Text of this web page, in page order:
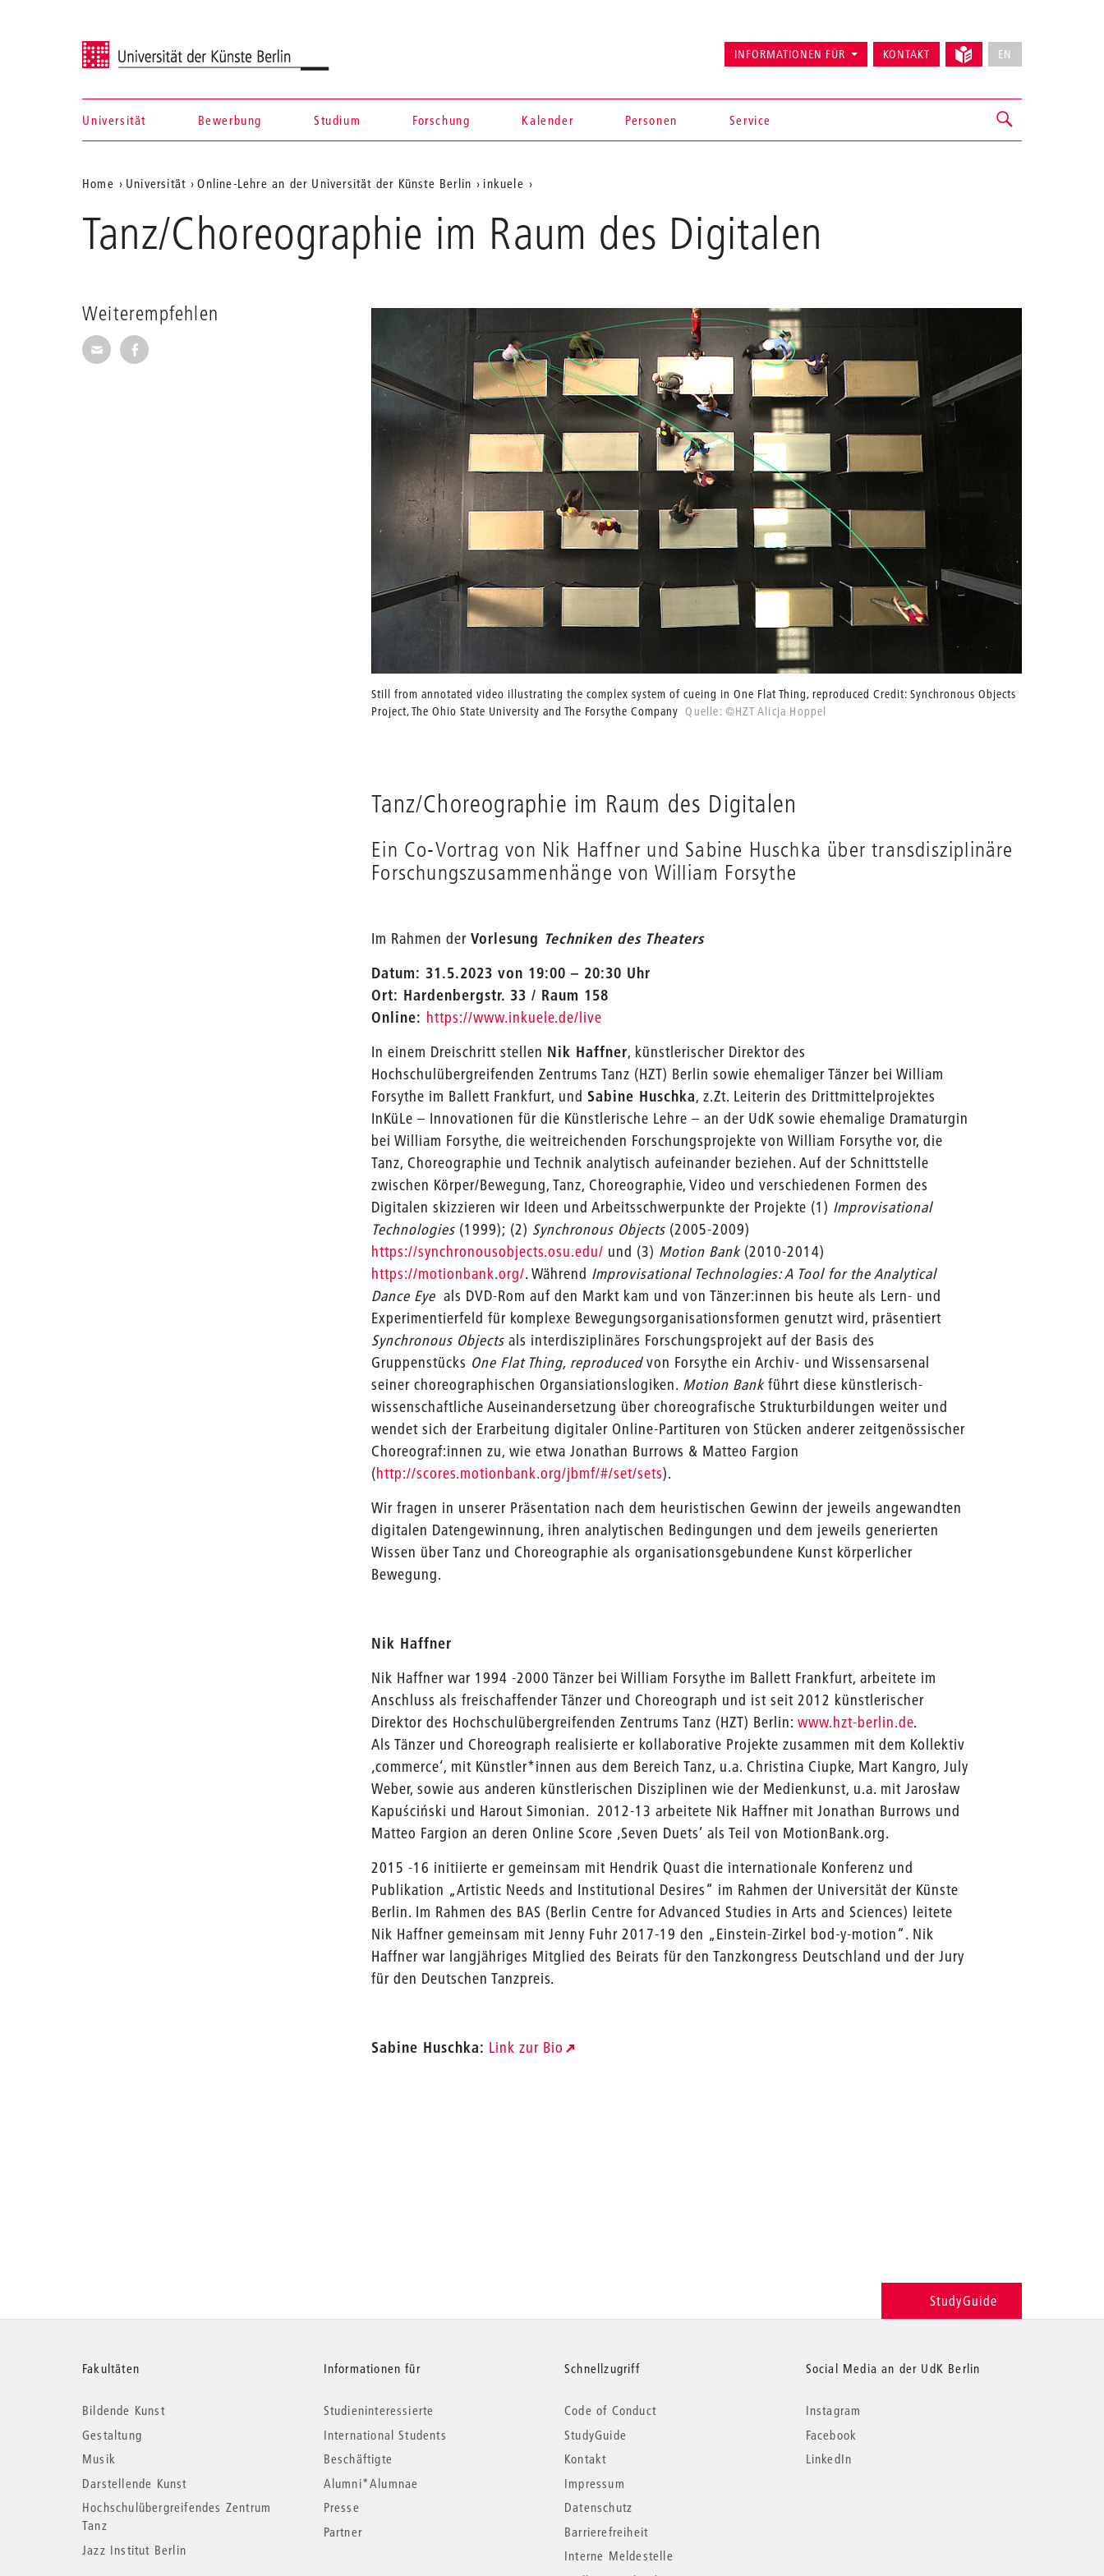
Universität der Künste Berlin
Navigation &
Suche
Universität Bewerbung Studium Forschung Kalender Personen Service
INFORMATIONEN FÜR KONTAKT EN
Aktuelle
Position
auf
Home Universität Online-Lehre an der Universität der Künste Berlin
inkuele
Raum
des
Tanz/Choreographie im Raum des Digitalen
Weiterempfehlen
Seite per E-Mail weiterempfehlen
Seite auf Facebook weiterempfehlen
Still from annotated video illustrating the complex system of cueing in One Flat Thing, reproduced Credit: Synchronous Objects
Project, The Ohio State University and The Forsythe Company Quelle: ©HZT Alicja Hoppel
Tanz/Choreographie im Raum des Digitalen
Ein Co-Vortrag von Nik Haffner und Sabine Huschka über transdisziplinäre
Forschungszusammenhänge von William Forsythe
Im Rahmen derVorlesung Techniken des Theaters
Datum: 31.5.2023 von 19:00 – 20:30 Uhr
Ort: Hardenbergstr. 33 / Raum 158
Online: https://www.inkuele.de/live
In einem Dreischritt stellen Nik Haffner, künstlerischer Direktor des
Hochschulübergreifenden Zentrums Tanz (HZT) Berlin sowie ehemaliger Tänzer bei William
Forsythe im Ballett Frankfurt, und Sabine Huschka, z.Zt. Leiterin des Drittmittelprojektes
InKüLe – Innovationen für die Künstlerische Lehre – an der UdK sowie ehemalige Dramaturgin
bei William Forsythe, die weitreichenden Forschungsprojekte von William Forsythe vor, die
Tanz, Choreographie und Technik analytisch aufeinander beziehen. Auf der Schnittstelle
zwischen Körper/Bewegung, Tanz, Choreographie, Video und verschiedenen Formen des
Digitalen skizzieren wir Ideen und Arbeitsschwerpunkte der Projekte (1) Improvisational
Technologies (1999); (2) Synchronous Objects (2005-2009)
https://synchronousobjects.osu.edu/ und (3) Motion Bank(2010-2014)
https://motionbank.org/. Während Improvisational Technologies:A Tool for the Analytical
Dance Eye als DVD-Rom auf den Markt kam und von Tänzer:innen bis heute als Lern- und
Experimentierfeld für komplexe Bewegungsorganisationsformen genutzt wird, präsentiert
Synchronous Objects als interdisziplinäres Forschungsprojekt auf der Basis des
Gruppenstücks One Flat Thing, reproducedvon Forsythe ein Archiv- und Wissensarsenal
seiner choreographischen Organsiationslogiken. Motion Bankführt diese künstlerisch-
wissenschaftliche Auseinandersetzung über choreografische Strukturbildungen weiter und
wendet sich der Erarbeitung digitaler Online-Partituren von Stücken anderer zeitgenössischer
Choreograf:innen zu, wie etwa Jonathan Burrows & Matteo Fargion
(http://scores.motionbank.org/jbmf/#/set/sets).
Wir fragen in unserer Präsentation nach dem heuristischen Gewinn der jeweils angewandten
digitalen Datengewinnung, ihren analytischen Bedingungen und dem jeweils generierten
Wissen über Tanz und Choreographie als organisationsgebundene Kunst körperlicher
Bewegung.
Nik Haffner
Nik Haffner war 1994 -2000 Tänzer bei William Forsythe im Ballett Frankfurt, arbeitete im
Anschluss als freischaffender Tänzer und Choreograph und ist seit 2012 künstlerischer
Direktor des Hochschulübergreifenden Zentrums Tanz (HZT) Berlin:www.hzt-berlin.de.
Als Tänzer und Choreograph realisierte er kollaborative Projekte zusammen mit dem Kollektiv
‚commerce‘, mit Künstler*innen aus dem Bereich Tanz, u.a. Christina Ciupke, Mart Kangro, July
Weber, sowie aus anderen künstlerischen Disziplinen wie der Medienkunst, u.a. mit Jarosław
Kapuściński und Harout Simonian. 2012-13 arbeitete Nik Haffner mit Jonathan Burrows und
Matteo Fargion an deren Online Score ‚Seven Duets’ als Teil von MotionBank.org.
2015 -16 initiierte er gemeinsam mit Hendrik Quast die internationale Konferenz und
Publikation „Artistic Needs and Institutional Desires“ im Rahmen der Universität der Künste
Berlin. Im Rahmen des BAS (Berlin Centre for Advanced Studies in Arts and Sciences) leitete
Nik Haffner gemeinsam mit Jenny Fuhr 2017-19 den „Einstein-Zirkel bod-y-motion“. Nik
Haffner war langjähriges Mitglied des Beirats für den Tanzkongress Deutschland und der Jury
für den Deutschen Tanzpreis.
Sabine Huschka: Link zur Bio
StudyGuide
Weitere
Informationen
Fakultäten
Bildende Kunst
Gestaltung
Musik
Darstellende Kunst
Hochschulübergreifendes Zentrum
Tanz
Jazz Institut Berlin
Informationen für
Studieninteressierte
International Students
Beschäftigte
Alumni*Alumnae
Presse
Partner
Schnellzugriff
Code of Conduct
StudyGuide
Kontakt
Impressum
Datenschutz
Barrierefreiheit
Interne Meldestelle
Social Media an der UdK Berlin
Instagram
Facebook
LinkedIn